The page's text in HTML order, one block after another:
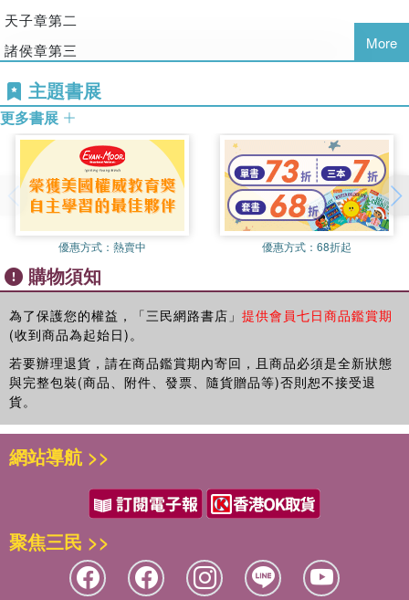
變的大道理。
二、作 者
《孝經》的作者是誰？歷代學者對於這個問題，持論紛紜，莫
衷一是。歸納起來，約有六說：
一)孔子自撰
班固《漢書
藝文志》說：「《孝經》者，孔子為曾子陳孝道
也。」邢昺《孝經正義》引鄭玄《六藝論》說：「孔子以六藝
題目不同，指意殊別，恐道離散，後世莫知根源，故作《孝
經》以總會之。」
曾子所錄
孔安國《古文尚書‧序》說：「曾子躬行匹夫之孝，而未達天子
諸侯以下揚名顯親之事，因侍坐而諮問焉。故夫子告其誼，於
是曾子喟然知孝之為大也，遂集而錄之，名曰《孝經》。」陶
潛《五孝傳》說：「至德要道，莫大於孝，是以曾參受而書
之。游、夏之徒，常咨稟焉。」
(三)
晁公武《郡齋讀書志》說：「今其首章云：『仲尼居，曾子
侍。』則非孔子所著明矣。詳其文義，當是曾子弟子所為書
為也。曾子問孝於仲尼，還而與門弟子言之，門弟子類而成
(四)子思所作
王應麟《困學紀聞》引馮椅說：「子思作〈中庸〉，追述其祖
天子章第二
諸侯章第三
卿大夫章第四
士章第五
庶人章第六
三才章第七
孝治章第八
聖治章第九
五刑章第十一
廣要道章第十二
廣揚名章第十四
諫諍章第十五
事君章第十七
附 錄
一、尚 書
二、詩 經
More
主題書展
更多書展
優惠方式： 熱賣中 優惠方式： 68折起
購物須知
為了保護您的權益，「三民網路書店」 提供會員七日商品鑑賞期
(收到商品為起始日)。
若要辦理退貨，請在商品鑑賞期內寄回，且商品必須是全新狀態
與完整包裝(商品、附件、發票、隨貨贈品等)否則恕不接受退
貨。
網站導航 >>
聚焦三民 >>